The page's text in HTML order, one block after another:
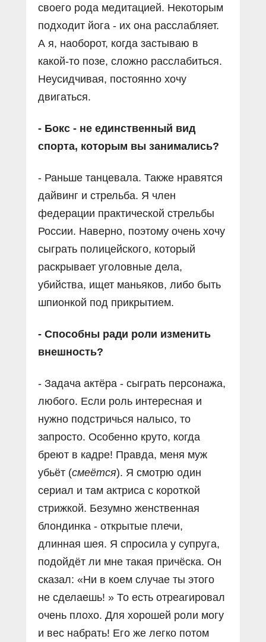
своего рода медитацией. Некоторым
подходит йога - их она расслабляет.
А я, наоборот, когда застываю в
какой-то позе, сложно расслабиться.
Неусидчивая, постоянно хочу
двигаться.
- Бокс - не единственный вид
спорта, которым вы занимались?
- Раньше танцевала. Также нравятся
дайвинг и стрельба. Я член
федерации практической стрельбы
России. Наверно, поэтому очень хочу
сыграть полицейского, который
раскрывает уголовные дела,
убийства, ищет маньяков, либо быть
шпионкой под прикрытием.
- Способны ради роли изменить
внешность?
- Задача актёра - сыграть персонажа,
любого. Если роль интересная и
нужно подстричься налысо, то
запросто. Особенно круто, когда
бреют в кадре! Правда, меня муж
убьёт (смеётся). Я смотрю один
сериал и там актриса с короткой
стрижкой. Безумно женственная
блондинка - открытые плечи,
длинная шея. Я спросила у супруга,
подойдёт ли мне такая причёска. Он
сказал: «Ни в коем случае ты этого
не сделаешь! » То есть отреагировал
очень плохо. Для хорошей роли могу
и вес набрать! Его же легко потом